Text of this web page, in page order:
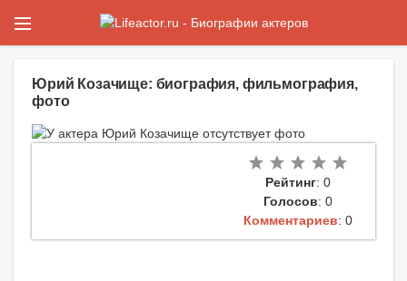
Юрий Козачище: биография, фильмография,
фото
Рейтинг: 0
Голосов: 0
Комментариев: 0